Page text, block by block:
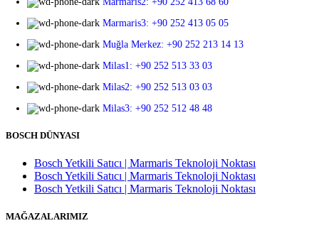
Marmaris3: +90 252 413 05 05
Muğla Merkez: +90 252 213 14 13
Milas1: +90 252 513 33 03
Milas2: +90 252 513 03 03
Milas3: +90 252 512 48 48
BOSCH DÜNYASI
Bosch Yetkili Satıcı | Marmaris Teknoloji Noktası
Bosch Yetkili Satıcı | Marmaris Teknoloji Noktası
Bosch Yetkili Satıcı | Marmaris Teknoloji Noktası
MAĞAZALARIMIZ